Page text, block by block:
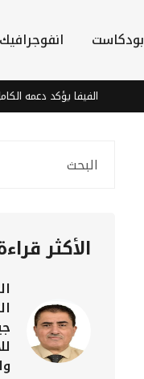
بودكاست انفوجرافيك
الفيفا يؤكد دعمه الكامل
الأكثر